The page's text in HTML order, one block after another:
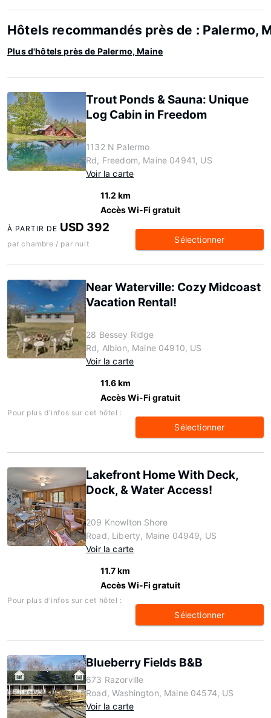
Hôtels recommandés près de : Palermo,
Plus d'hôtels près de Palermo, Maine
Trout Ponds & Sauna: Unique
Log Cabin in Freedom
1132 N Palermo
Rd, Freedom, Maine 04941, US
Voir la carte
11.2 km
Accès Wi-Fi gratuit
À PARTIR DE USD 392
par chambre / par nuit Sélectionner
Near Waterville: Cozy Midcoast
Vacation Rental!
28 Bessey Ridge
Rd, Albion, Maine 04910, US
Voir la carte
11.6 km
Accès Wi-Fi gratuit
Pour plus d'infos sur cet hôtel :
Sélectionner
Lakefront Home With Deck,
Dock, & Water Access!
209 Knowlton Shore
Road, Liberty, Maine 04949, US
Voir la carte
11.7 km
Accès Wi-Fi gratuit
Pour plus d'infos sur cet hôtel :
Sélectionner
Blueberry Fields B&B
673 Razorville
Road, Washington, Maine 04574, US
Voir la carte